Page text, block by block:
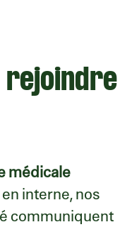
rejoindre
médicale
interne, nos
communiquent